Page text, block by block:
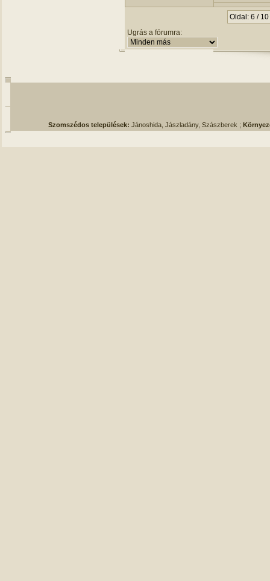
Oldal: 6 / 10
Ugrás a fórumra:
Szomszédos települések: Jánoshida, Jászladány, Szászberek ;